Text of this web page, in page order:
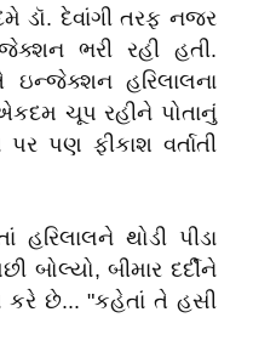
ડૉ. દેવાંગી તરફ નજર
ભરી રહી હતી.
હરિલાલના
ચૂપ રહીને પોતાનું
પણ ફીકાશ વર્તાતી
થોડી પીડા
બોલ્યો, બીમાર દર્દીને
કરે છે... "કહેતાં તે હસી